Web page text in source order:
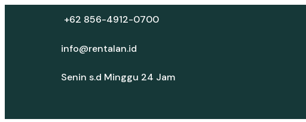
+62 856-4912-0700
info@rentalan.id
Senin s.d Minggu 24 Jam